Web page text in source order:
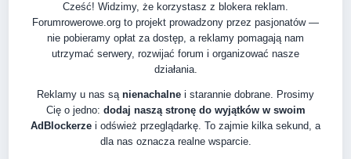
Cześć! Widzimy, że korzystasz z blokera reklam.
Forumrowerowe.org to projekt prowadzony przez pasjonatów —
nie pobieramy opłat za dostęp, a reklamy pomagają nam
utrzymać serwery, rozwijać forum i organizować nasze
działania.
Reklamy u nas są nienachalne i starannie dobrane. Prosimy
Cię o jedno: dodaj naszą stronę do wyjątków w swoim
AdBlockerze i odśwież przeglądarkę. To zajmie kilka sekund, a
dla nas oznacza realne wsparcie.